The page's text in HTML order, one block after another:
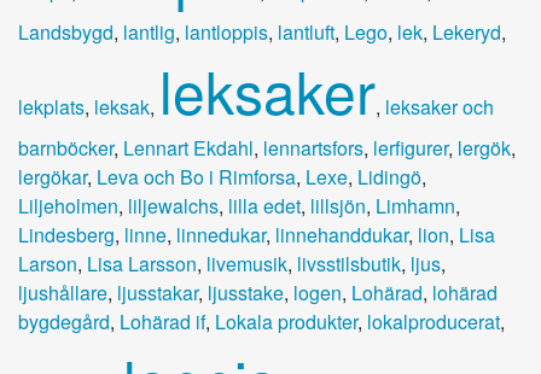
Landsbygd, lantlig, lantloppis, lantluft, Lego, lek, Lekeryd,
lekplats, leksak, leksaker, leksaker och
barnböcker, Lennart Ekdahl, lennartsfors, lerfigurer, lergök,
lergökar, Leva och Bo i Rimforsa, Lexe, Lidingö,
Liljeholmen, liljewalchs, lilla edet, lillsjön, Limhamn,
Lindesberg, linne, linnedukar, linnehanddukar, lion, Lisa
Larson, Lisa Larsson, livemusik, livsstilsbutik, ljus,
ljushållare, ljusstakar, ljusstake, logen, Lohärad, lohärad
bygdegård, Lohärad if, Lokala produkter, lokalproducerat,